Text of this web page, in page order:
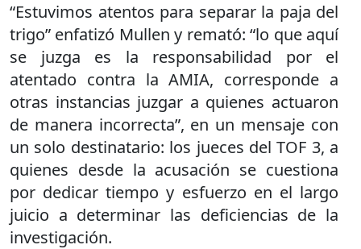
“Estuvimos atentos para separar la paja del
trigo” enfatizó Mullen y remató: “lo que aquí
se juzga es la responsabilidad por el
atentado contra la AMIA, corresponde a
otras instancias juzgar a quienes actuaron
de manera incorrecta”, en un mensaje con
un solo destinatario: los jueces del TOF 3, a
quienes desde la acusación se cuestiona
por dedicar tiempo y esfuerzo en el largo
juicio a determinar las deficiencias de la
investigación.